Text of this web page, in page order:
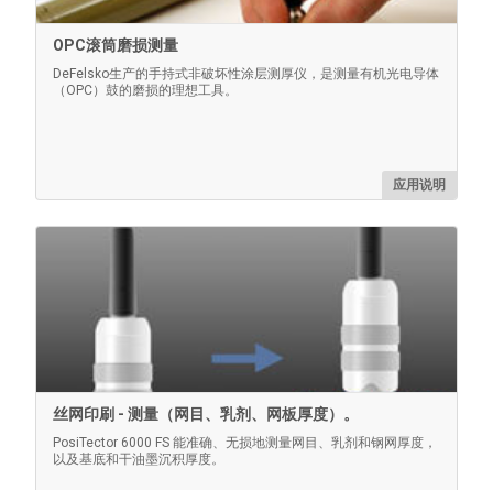
通过确保PosiTector 6000 测头以可控、可重复的方式垂
直于工件表面，有助于减少对操作员的不利影响。
了解更多
OPC滚筒磨损测量
DeFelsko生产的手持式非破坏性涂层测厚仪，是测量有机光电导体
（OPC）鼓的磨损的理想工具。
应用说明
丝网印刷 - 测量（网目、乳剂、网板厚度）。
PosiTector 6000 FS 能准确、无损地测量网目、乳剂和钢网厚度，
以及基底和干油墨沉积厚度。